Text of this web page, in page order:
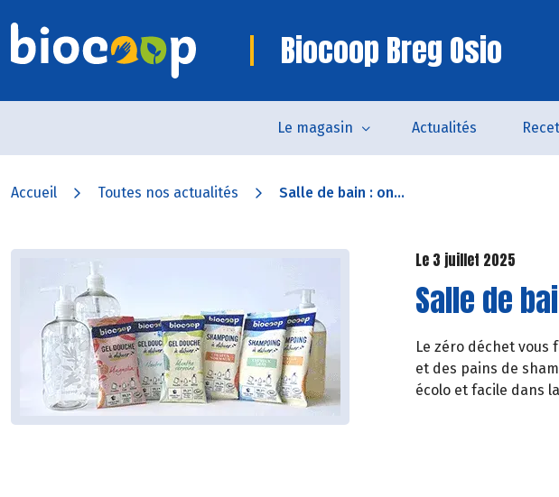
Biocoop Breg Osio
Le magasin Actualités
Accueil Toutes nos actualités Salle de bain : on...
Le 3 juillet 2025
Salle de
Le zéro déchet vous
et des pains de
écolo et facile dans